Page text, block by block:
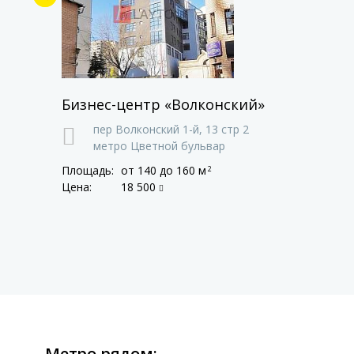
Бизнес-центр «Волконский»
пер Волконский 1-й, 13 стр 2
метро Цветной бульвар
Площадь: от 140 до 160 м 2
Цена: 18 500